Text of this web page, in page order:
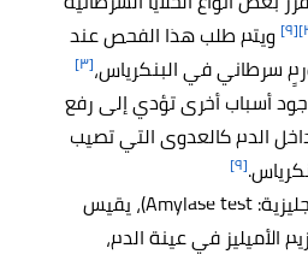
[٩]
ويتم طلب هذا الفحص عند
سرطاني في البنكرياس،[٣]
أسباب أخرى تؤدي إلى رفع
الدم كالعدوى التي تصيب
[٩]
: (بالإنجليزية: Amylase test)، يقيس
الأميليز في عينة الدم،